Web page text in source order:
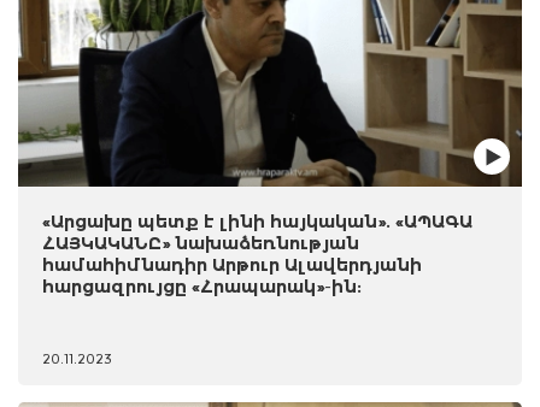
«Արցախը պետք է լինի հայկական». «ԱՊԱԳԱ
ՀԱՅԿԱԿԱՆԸ» նախաձեռնության
համահիմնադիր Արթուր Ալավերդյանի
հարցազրույցը «Հրապարակ»-ին:
20.11.2023